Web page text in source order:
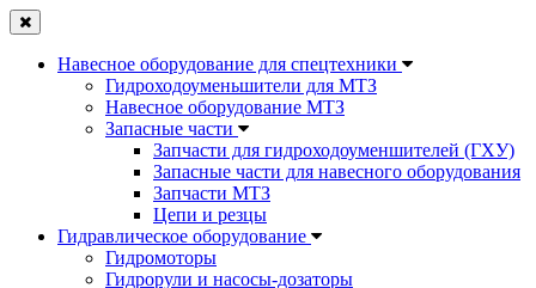
Навесное оборудование для спецтехники
Гидроходоуменьшители для МТЗ
Навесное оборудование МТЗ
Запасные части
Запчасти для гидроходоуменшителей (ГХУ)
Запасные части для навесного оборудования
Запчасти МТЗ
Цепи и резцы
Гидравлическое оборудование
Гидромоторы
Гидрорули и насосы-дозаторы